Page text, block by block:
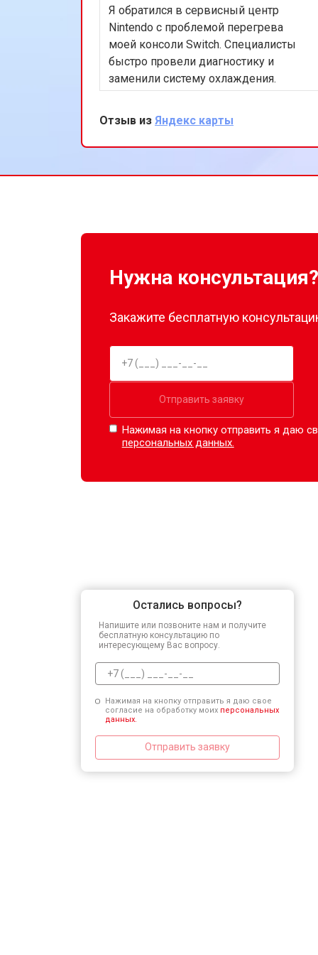
Ремонт Blu-Ray игровой приставки
Я обратился в сервисный центр
Nintendo с проблемой перегрева
моей консоли Switch. Специалисты
быстро провели диагностику и
заменили систему охлаждения.
Теперь консоль работает идеально.
Очень доволен оперативностью и
качеством обслуживания.
Отзыв из Яндекс карты
Нужна консультация?
Закажите бесплатную
Отправить заявку
Нажимая на кнопку отправить я даю
персональных данных.
Остались вопросы?
Напишите или позвоните нам и получите
бесплатную консультацию по
интересующему Вас вопросу.
Нажимая на кнопку отправить я даю свое
согласие на обработку моих персональных
данных.
Отправить заявку